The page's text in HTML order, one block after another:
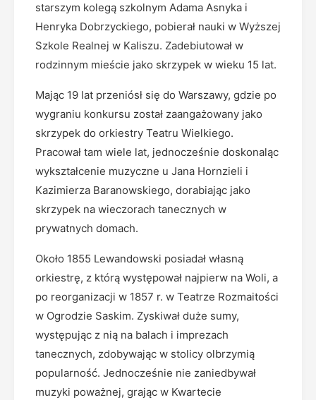
starszym kolegą szkolnym Adama Asnyka i
Henryka Dobrzyckiego, pobierał nauki w Wyższej
Szkole Realnej w Kaliszu. Zadebiutował w
rodzinnym mieście jako skrzypek w wieku 15 lat.
Mając 19 lat przeniósł się do Warszawy, gdzie po
wygraniu konkursu został zaangażowany jako
skrzypek do orkiestry Teatru Wielkiego.
Pracował tam wiele lat, jednocześnie doskonaląc
wykształcenie muzyczne u Jana Hornzieli i
Kazimierza Baranowskiego, dorabiając jako
skrzypek na wieczorach tanecznych w
prywatnych domach.
Około 1855 Lewandowski posiadał własną
orkiestrę, z którą występował najpierw na Woli, a
po reorganizacji w 1857 r. w Teatrze Rozmaitości
w Ogrodzie Saskim. Zyskiwał duże sumy,
występując z nią na balach i imprezach
tanecznych, zdobywając w stolicy olbrzymią
popularność. Jednocześnie nie zaniedbywał
muzyki poważnej, grając w Kwartecie